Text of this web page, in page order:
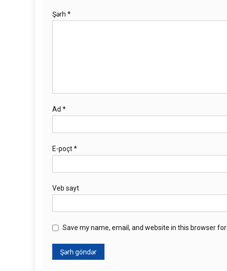
Şərh *
Ad *
E-poçt*
Veb sayt
Save my name, email, and website in this browser